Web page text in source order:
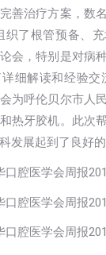
善治疗方案，数
织了根管预备、
会，特别是对病
细解读和经验交
为呼伦贝尔市人
热牙胶机。此次
发展起到了良好的